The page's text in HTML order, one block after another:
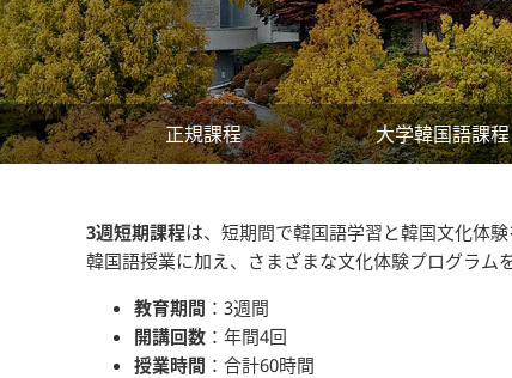
正規課程 大学韓国語課程
3週短期課程は、短期間で韓国語学習と韓国文化体
韓国語授業に加え、さまざまな文化体験プログラム
教育期間 ：3週間
開講回数 ：年間4回
授業時間 ：合計60時間